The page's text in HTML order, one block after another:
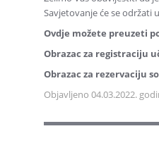
Savjetovanje će se održati
Ovdje možete preuzeti
Obrazac za registraciju
Obrazac za rezervaciju
Objavljeno 04.03.2022.